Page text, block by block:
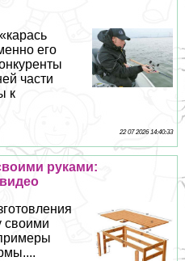
его
части
к
22 07 2026 14:40:33
руками:
своими